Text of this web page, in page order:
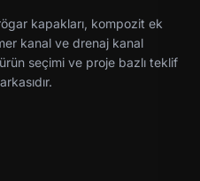
kapakları, kompozit ek
kanal ve drenaj kanal
seçimi ve proje bazlı teklif